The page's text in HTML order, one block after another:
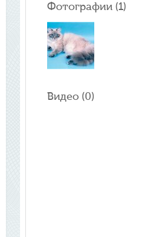
Фотографии (1)
Видео (0)